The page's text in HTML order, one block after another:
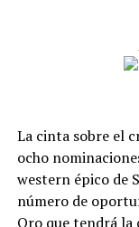
La cinta sobre el
ocho
western épico de
número de
Oro que tendrá la